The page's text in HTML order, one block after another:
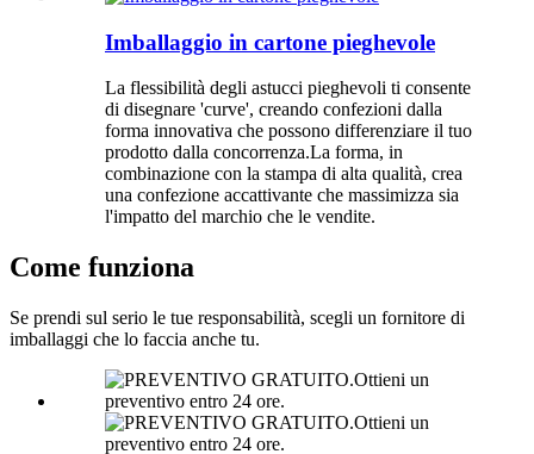
Imballaggio in cartone pieghevole
La flessibilità degli astucci pieghevoli ti consente
di disegnare 'curve', creando confezioni dalla
forma innovativa che possono differenziare il tuo
prodotto dalla concorrenza.La forma, in
combinazione con la stampa di alta qualità, crea
una confezione accattivante che massimizza sia
l'impatto del marchio che le vendite.
Come funziona
Se prendi sul serio le tue responsabilità, scegli un fornitore di
imballaggi che lo faccia anche tu.